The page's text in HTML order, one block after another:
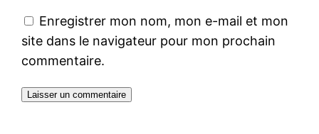
Enregistrer mon nom, mon e-mail et mon
site dans le navigateur pour mon prochain
commentaire.